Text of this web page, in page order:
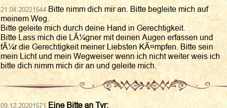
21.04.20221544Bitte nimm dich mir an. Bitte begleite mich auf
meinem Weg.
Bitte geleite mich durch deine Hand in Gerechtigkeit.
Bitte Lass mich die LÃ¼gner mit deinen Augen erfassen und
fÃ¼r die Gerechtigkeit meiner Liebsten KÃ¤mpfen. Bitte sein
mein Licht und mein Wegweiser wenn ich nicht weiter weis ich
bitte dich nimm mich dir an und geleite mich.
09.12.20201571Eine Bitte an Tyr: